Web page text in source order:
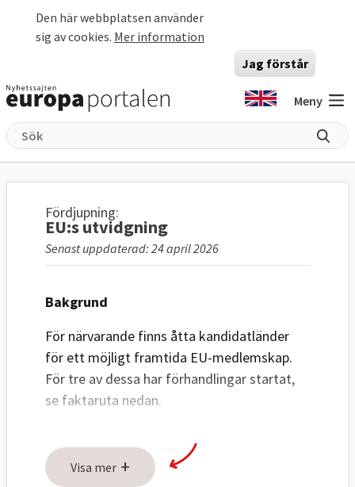
Den här webbplatsen använder
sig av cookies. Mer information
Jag förstår
Meny
Fördjupning:
EU:s utvidgning
Senast uppdaterad: 24 april 2026
Bakgrund
För närvarande finns åtta kandidatländer
för ett möjligt framtida EU-medlemskap.
För tre av dessa har förhandlingar startat,
se faktaruta nedan.
startade redan 2005 har få framsteg gjorts.
Dels har Turkiet inte velat genomföra
Visa mer +